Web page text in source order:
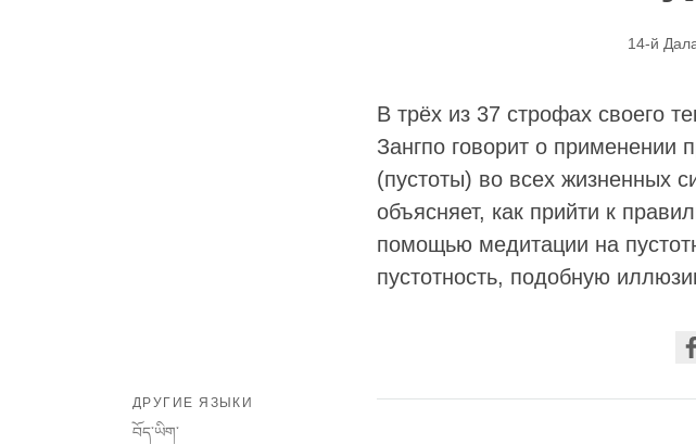
14-й
В трёх из 37 строфах своего
Зангпо говорит о применении
(пустоты) во всех жизненных
объясняет, как прийти к
помощью медитации на
пустотность, подобную
on
ДРУГИЕ ЯЗЫКИ
བོད་ཡིག་